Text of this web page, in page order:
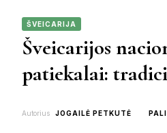
ŠVEICARIJA
Šveicarijos
patiekalai:
Autorius JOGAILĖ PETKUTĖ